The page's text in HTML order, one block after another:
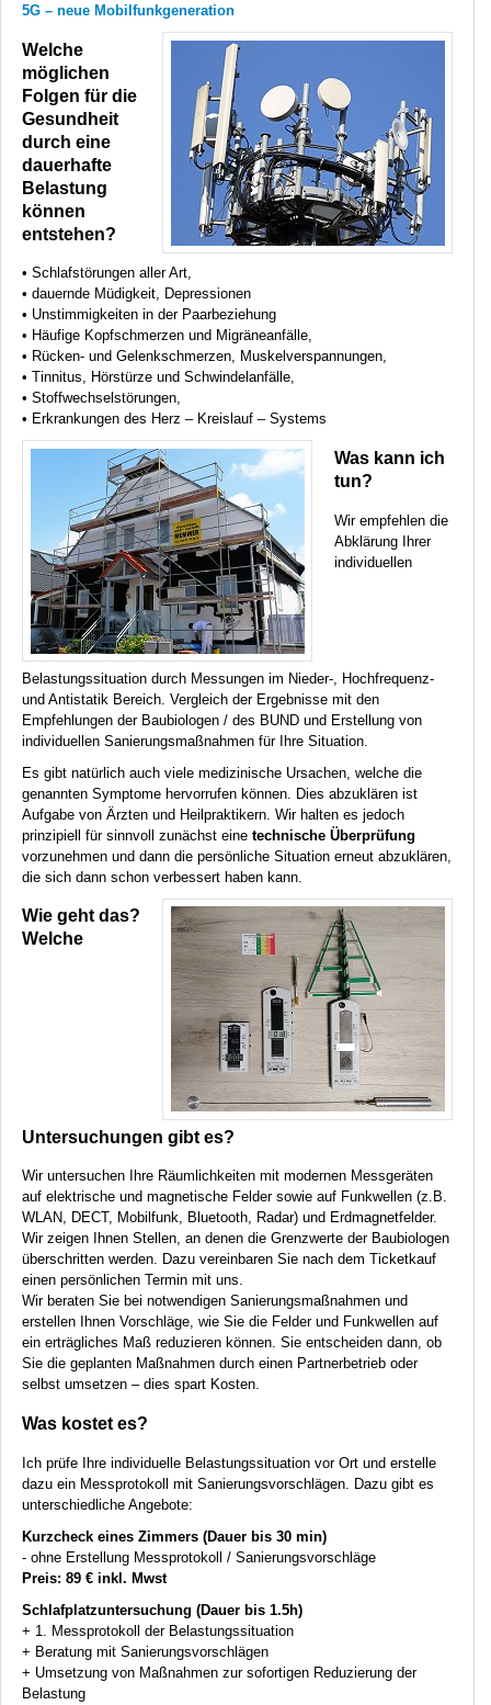
5G – neue Mobilfunkgeneration
Welche
möglichen
Folgen für die
Gesundheit
durch eine
dauerhafte
Belastung
können
entstehen?
• Schlafstörungen aller Art,
• dauernde Müdigkeit, Depressionen
• Unstimmigkeiten in der Paarbeziehung
• Häufige Kopfschmerzen und Migräneanfälle,
• Rücken- und Gelenkschmerzen, Muskelverspannungen,
• Tinnitus, Hörstürze und Schwindelanfälle,
• Stoffwechselstörungen,
• Erkrankungen des Herz – Kreislauf – Systems
Was kann ich
tun?
Wir empfehlen die
Abklärung Ihrer
individuellen
Belastungssituation durch Messungen im Nieder-, Hochfrequenz-
und Antistatik Bereich. Vergleich der Ergebnisse mit den
Empfehlungen der Baubiologen / des BUND und Erstellung von
individuellen Sanierungsmaßnahmen für Ihre Situation.
Es gibt natürlich auch viele medizinische Ursachen, welche die
genannten Symptome hervorrufen können. Dies abzuklären ist
Aufgabe von Ärzten und Heilpraktikern. Wir halten es jedoch
prinzipiell für sinnvoll zunächst eine technische Überprüfung
vorzunehmen und dann die persönliche Situation erneut abzuklären,
die sich dann schon verbessert haben kann.
Wie geht das?
Welche
Untersuchungen gibt es?
Wir untersuchen Ihre Räumlichkeiten mit modernen Messgeräten
auf elektrische und magnetische Felder sowie auf Funkwellen (z.B.
WLAN, DECT, Mobilfunk, Bluetooth, Radar) und Erdmagnetfelder.
Wir zeigen Ihnen Stellen, an denen die Grenzwerte der Baubiologen
überschritten werden. Dazu vereinbaren Sie nach dem Ticketkauf
einen persönlichen Termin mit uns.
Wir beraten Sie bei notwendigen Sanierungsmaßnahmen und
erstellen Ihnen Vorschläge, wie Sie die Felder und Funkwellen auf
ein erträgliches Maß reduzieren können. Sie entscheiden dann, ob
Sie die geplanten Maßnahmen durch einen Partnerbetrieb oder
selbst umsetzen – dies spart Kosten.
Was kostet es?
Ich prüfe Ihre individuelle Belastungssituation vor Ort und erstelle
dazu ein Messprotokoll mit Sanierungsvorschlägen. Dazu gibt es
unterschiedliche Angebote:
Kurzcheck eines Zimmers (Dauer bis 30 min)
- ohne Erstellung Messprotokoll / Sanierungsvorschläge
Preis: 89 € inkl. Mwst
Schlafplatzuntersuchung (Dauer bis 1.5h)
+ 1. Messprotokoll der Belastungssituation
+ Beratung mit Sanierungsvorschlägen
+ Umsetzung von Maßnahmen zur sofortigen Reduzierung der
Belastung